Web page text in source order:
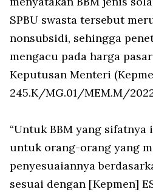
SPBU swasta tersebut
nonsubsidi, sehingga
mengacu pada harga
Keputusan Menteri
245.K/MG.01/MEM.M/
“Untuk BBM yang
untuk orang-orang yang
penyesuaiannya
sesuai dengan [Kepmen]